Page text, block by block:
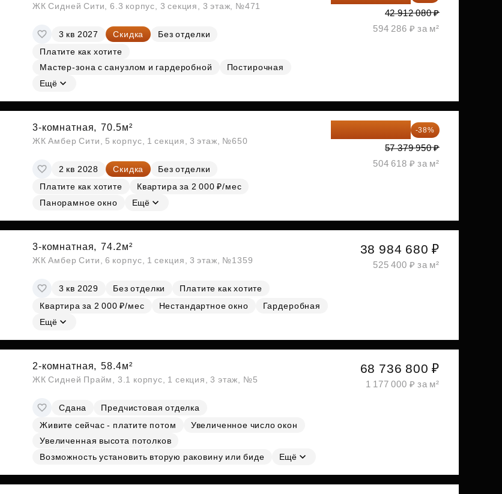
ЖК Сидней Сити, 6.3 корпус, 3 секция, 3 этаж, №471
3 кв 2027 Скидка
Без отделки
Платите как хотите
Мастер-зона с санузлом и гардеробной
Постирочная
Ещё
42 912 080 ₽
594 286 ₽ за м²
3-комнатная, 70.5м²
ЖК Амбер Сити, 5 корпус, 1 секция, 3 этаж, №650
2 кв 2028 Скидка
Без отделки
Платите как хотите
Квартира за 2 000 ₽/мес
Панорамное окно
Ещё
-38%
57 379 950 ₽
504 618 ₽ за м²
3-комнатная, 74.2м²
ЖК Амбер Сити, 6 корпус, 1 секция, 3 этаж, №1359
3 кв 2029 Без отделки
Платите как хотите
Квартира за 2 000 ₽/мес
Нестандартное окно
Гардеробная
Ещё
38 984 680 ₽
525 400 ₽ за м²
2-комнатная, 58.4м²
ЖК Сидней Прайм, 3.1 корпус, 1 секция, 3 этаж, №5
Сдана
Предчистовая отделка
Живите сейчас - платите потом
Увеличенное число окон
Увеличенная высота потолков
Возможность установить вторую раковину или биде
Ещё
68 736 800 ₽
1 177 000 ₽ за м²